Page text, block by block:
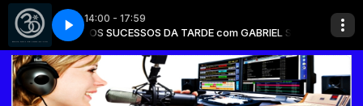
14:00 - 17:59
SOUZAOS SUCESSOS DA TARDE com GABRIEL SOUZA
Roupa Nova Amo Em Silêncio